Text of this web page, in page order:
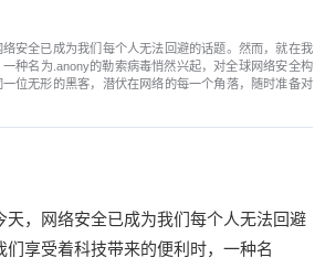
安全已成为我们每个人无法回避的话题。然而，就在我
种名为.anony的勒索病毒悄然兴起，对全球网络安全构
位无形的黑客，潜伏在网络的每一个角落，随时准备对
天，网络安全已成为我们每个人无法回避
们享受着科技带来的便利时，一种名